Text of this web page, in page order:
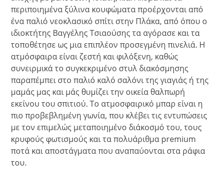
περιποιημένα ξύλινα κουφώματα προέρχονται από
ένα παλιό νεοκλασικό σπίτι στην Πλάκα, από όπου ο
ιδιοκτήτης Βαγγέλης Τσιαούσης τα αγόρασε και τα
τοποθέτησε ως μια επιπλέον προσεγμένη πινελιά. Η
ατμόσφαιρα είναι ζεστή και φιλόξενη, καθώς
συνειρμικά το συγκεκριμένο στυλ διακόσμησης
παραπέμπει στο παλιό καλό σαλόνι της γιαγιάς ή της
μαμάς μας και μάς θυμίζει την οικεία θαλπωρή
εκείνου του σπιτιού. Το ατμοσφαιρικό μπαρ είναι η
πιο προβεβλημένη γωνία, που κλέβει τις εντυπώσεις
με τον επιμελώς μεταποιημένο διάκοσμό του, τους
κρυφούς φωτισμούς και τα πολυάριθμα premium
ποτά και αποστάγματα που αναπαύονται στα ράφια
του.